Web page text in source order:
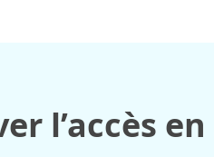
l’accès en